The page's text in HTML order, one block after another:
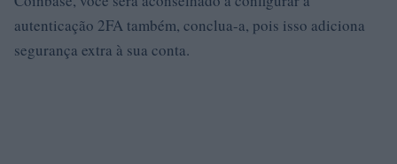
autenticação 2FA também, conclua-a, pois isso adiciona
segurança extra à sua conta.